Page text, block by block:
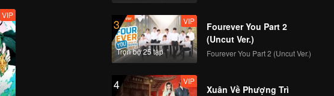
VIP
3
Trọn bộ 25 tập
VIP
Fourever You Part 2
(Uncut Ver.)
Fourever You Part 2 (Uncut Ver.)
4 VIP
Xuân Về Phượng Trì